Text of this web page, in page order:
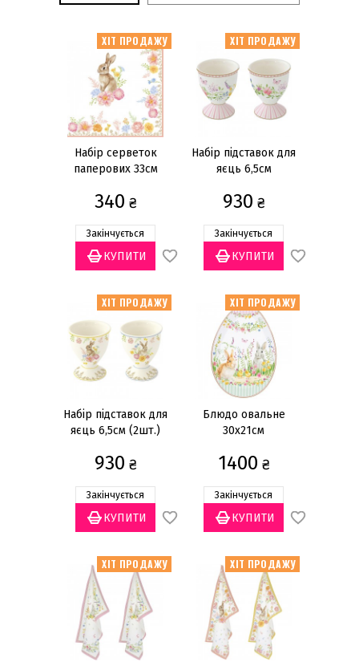
Категорії
Порцеляна (18)
Сервірування (23)
Кухонний посуд
Текстиль (7)
Бренд
Easy Life
Матеріал
Бавовна (7)
Порцеляна (25)
Скло
(16)
Ціна
ХІТ ПРОДАЖУ
Набір серветок
паперових 33см
340 ₴
Закінчується
ХІТ ПРОДАЖУ
Набір підставок для
яєць 6,5см
930 ₴
Закінчується
ХІТ ПРОДАЖУ
Набір підставок для
яєць 6,5см (2шт.)
930 ₴
Закінчується
ХІТ ПРОДАЖУ
Блюдо овальне
30х21см
1400 ₴
Закінчується
ХІТ ПРОДАЖУ ХІТ ПРОДАЖУ